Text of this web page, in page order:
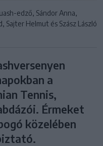
edző, Sándor Anna,
Sajter Helmut és Szász László
a
Tennis,
Érmeket
közelében